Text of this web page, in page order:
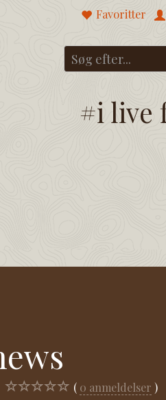
Favoritter
#i live
0 anmeldelser